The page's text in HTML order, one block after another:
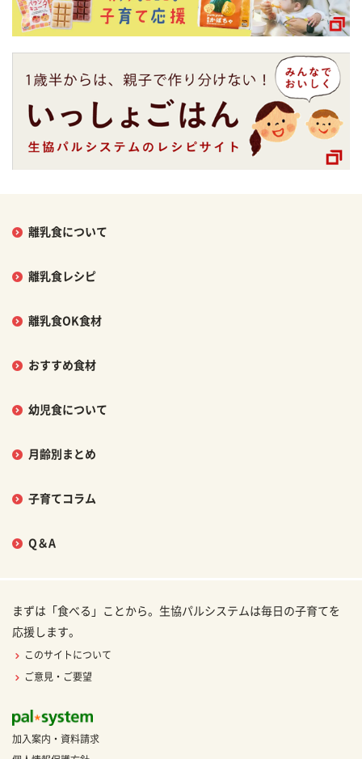
離乳食について
離乳食レシピ
離乳食OK食材
おすすめ食材
幼児食について
月齢別まとめ
子育てコラム
Q＆A
まずは「食べる」ことから。生協パルシステムは毎日の子育てを
応援します。
このサイトについて
ご意見・ご要望
加入案内・資料請求